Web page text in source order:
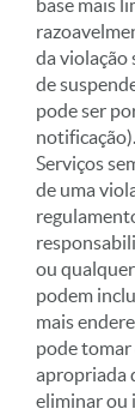
base mais
da violação
de
pode ser
Serviços
de uma
ou
podem
mais
pode
apropriada
eliminar ou